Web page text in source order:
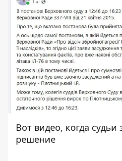
Вот видео, когда
решение